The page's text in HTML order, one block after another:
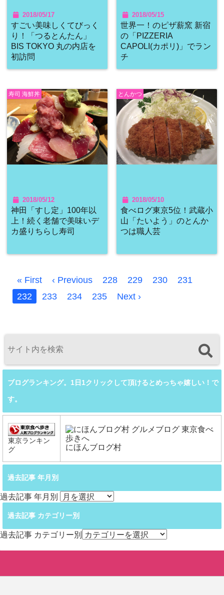
2018/05/17
すごい美味しくてびっく
り！「つるとんたん」
BIS TOKYO 丸の内店を
初訪問
2018/05/15
世界一！のピザ薪窯 新宿
の「PIZZERIA
CAPOLI(カポリ)」でラン
チ
寿司 海鮮丼
2018/05/12
神田「すし定」100年以
上！続く老舗で美味いデ
カ盛りちらし寿司
とんかつ
2018/05/10
食べログ東京5位！武蔵小
山「たいよう」のとんか
つは職人芸
« First ‹ Previous 228 229 230
231
232
233 234 235 Next ›
ブログランキング。1日1クリックして頂けるとめっちゃ嬉しい！で
す。
東京ランキン
グ
にほんブログ村
過去記事 年月別
過去記事 年月別
過去記事 カテゴリー別
過去記事 カテゴリー別